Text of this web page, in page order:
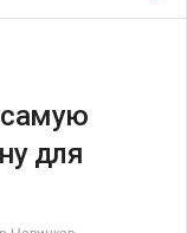
самую
для